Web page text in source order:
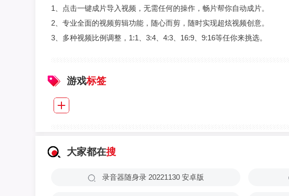
1、点击一键成片导入视频，无需任何的操作，畅片帮你自动成片。
2、专业全面的视频剪辑功能，随心而剪，随时实现超炫视频创意。
3、多种视频比例调整，1:1、3:4、4:3、16:9、9:16等任你来挑选。
游戏标签
大家都在搜
录音器随身录 20221130 安卓版